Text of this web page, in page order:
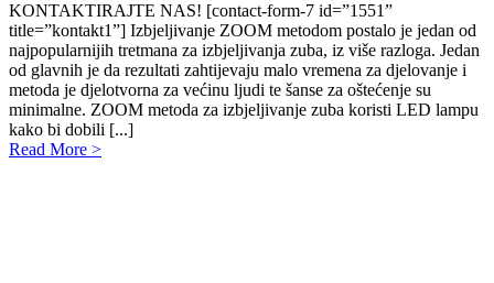
KONTAKTIRAJTE NAS! [contact-form-7 id=”1551”
title=”kontakt1”] Izbjeljivanje ZOOM metodom postalo je jedan od
najpopularnijih tretmana za izbjeljivanja zuba, iz više razloga. Jedan
od glavnih je da rezultati zahtijevaju malo vremena za djelovanje i
metoda je djelotvorna za većinu ljudi te šanse za oštećenje su
minimalne. ZOOM metoda za izbjeljivanje zuba koristi LED lampu
kako bi dobili [...]
Read More >